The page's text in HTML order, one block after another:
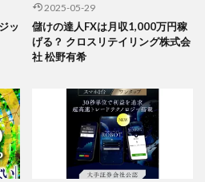
ッ
2025-05-29
儲けの達人FXは月収1,000万円稼
げる？ クロスリテイリング株式会
社 松野有希